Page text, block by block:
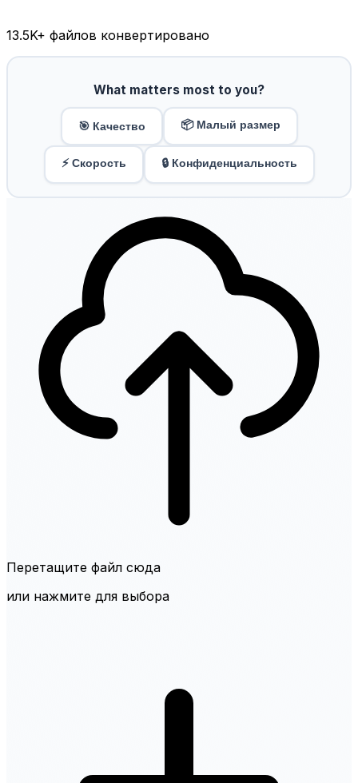
13.5K+ файлов конвертировано
What matters most to you?
🎯 Качество 📦 Малый размер
⚡ Скорость 🔒 Конфиденциальность
Перетащите файл сюда
или нажмите для выбора